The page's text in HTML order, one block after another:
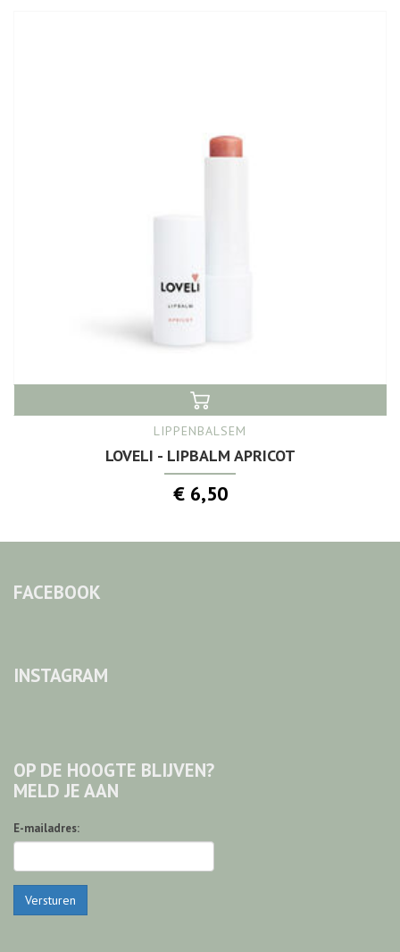
LIPPENBALSEM
LOVELI - LIPBALM APRICOT
€ 6,50
FACEBOOK
INSTAGRAM
OP DE HOOGTE BLIJVEN?
MELD JE AAN
E-mailadres:
Versturen